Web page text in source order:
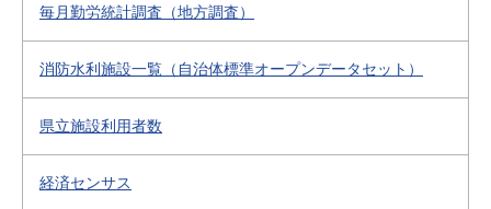
毎月勤労統計調査（地方調査）
消防水利施設一覧（自治体標準オープンデータセット）
県立施設利用者数
経済センサス